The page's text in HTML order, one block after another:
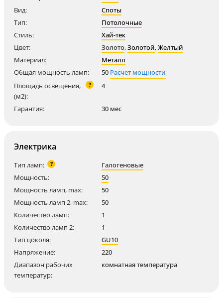
Вид:
Споты
Тип:
Потолочные
Стиль:
Хай-тек
Цвет:
Золото,Золотой,Желтый
Материал:
Металл
Общая мощность ламп:
50 Расчет мощности
Площадь освещения,
(м2):
? 4
Гарантия: 30 мес
Электрика
Тип ламп: ?
Галогеновые
Мощность:
50
Мощность ламп, max:
50
Мощность ламп 2, max:
50
Количество ламп:
1
Количество ламп 2:
1
Тип цоколя:
GU10
Напряжение:
220
Диапазон рабочих
температур:
комнатная температура